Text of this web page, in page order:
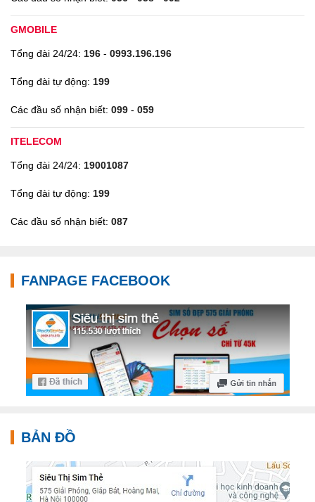
GMOBILE
Tổng đài 24/24: 196 - 0993.196.196
Tổng đài tự động: 199
Các đầu số nhận biết: 099 - 059
ITELECOM
Tổng đài 24/24: 19001087
Tổng đài tự động: 199
Các đầu số nhận biết: 087
FANPAGE FACEBOOK
BẢN ĐỒ